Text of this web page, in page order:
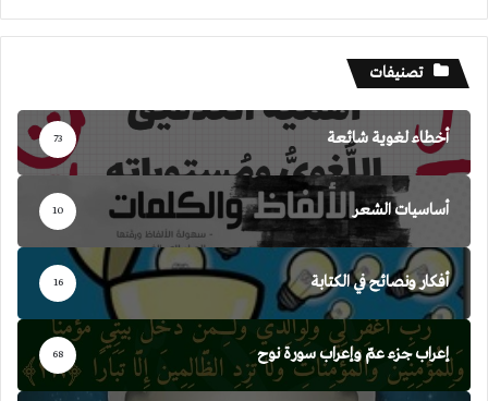
تصنيفات
أخطاء لغوية شائعة 73
أساسيات الشعر 10
أفكار ونصائح في الكتابة 16
إعراب جزء عمّ وإعراب سورة نوح 68